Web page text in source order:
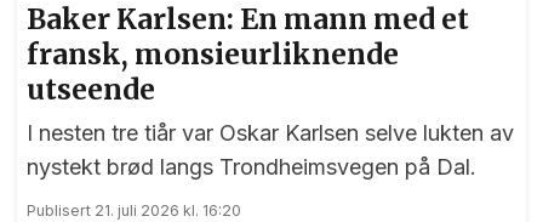
Baker Karlsen: En mann med et
fransk, monsieurliknende
utseende
I nesten tre tiår var Oskar Karlsen selve lukten av
nystekt brød langs Trondheimsvegen på Dal.
Publisert 21. juli 2026 kl. 16:20